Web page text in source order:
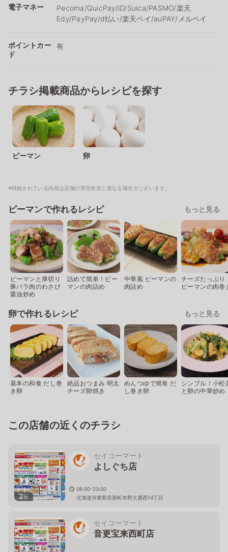
電子マネー
Pecoma/QuicPay/iD/Suica/PASMO/楽天
Edy/PayPay/d払い/楽天ペイ/auPAY/メルペイ
ポイントカー
ド
有
チラシ掲載商品からレシピを探す
ピーマン 卵
※明細されている内容は店舗の実売状況と異なる場合がございます。
ピーマンで作れるレシピ もっと見る
ピーマンと厚切り
豚バラ肉のわさび
醤油炒め
詰めて簡単！ピー
マンの肉詰め
中華風 ピーマンの
肉詰め
チーズたっぷり
ピーマンの肉巻
卵で作れるレシピ もっと見る
基本の和食 だし巻
き卵
絶品おつまみ 明太
チーズ卵焼き
めんつゆで簡単 だ
し巻き卵
シンプル！小松
と卵の中華炒め
この店舗の近くのチラシ
2枚
セイコーマート
よしぐち店
06:00-23:00
北海道河東郡音更町木野大通西14丁目
セイコーマート
音更宝来西町店